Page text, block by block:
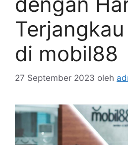
di mobil88
27 September 2023 oleh